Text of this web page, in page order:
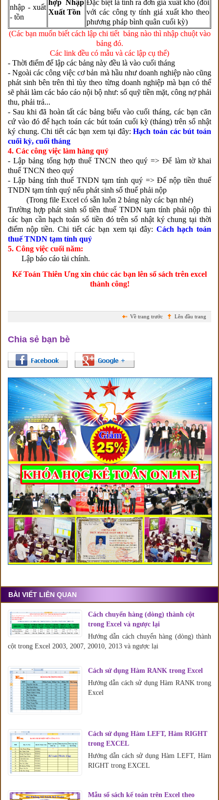
nhập - xuất
- tồn
hợp Nhập
Xuất Tồn
Đặc biệt là tính ra đơn giá xuất kho (đối
với các công ty tính giá xuất kho theo
phương pháp bình quân cuối kỳ)
(Các bạn muốn biết cách lập chi tiết bảng nào thì nhập chuột vào
bảng đó.
Các link đều có mẫu và các lập cụ thể)
- Thời điểm để lập các bảng này đều là vào cuối tháng
- Ngoài các công việc cơ bản mà hầu như doanh nghiệp nào cũng
phát sinh bên trên thì tùy theo từng doanh nghiệp mà bạn có thể
sẽ phải làm các báo cáo nội bộ như: sổ quỹ tiền mặt, công nợ phải
thu, phải trả...
- Sau khi đã hoàn tất các bảng biểu vào cuối tháng, các bạn căn
cứ vào đó để hạch toán các bút toán cuối kỳ (tháng) trên sổ nhật
ký chung. Chi tiết các bạn xem tại đây:Hạch toán các bút toán
cuối kỳ, cuối tháng
4. Các công việc làm hàng quý
- Lập bảng tổng hợp thuế TNCN theo quý => Để làm tờ khai
thuế TNCN theo quý
- Lập bảng tính thuế TNDN tạm tính quý => Để nộp tiền thuế
TNDN tạm tính quý nếu phát sinh số thuế phải nộp
(Trong file Excel có sẵn luôn 2 bảng này các bạn nhé)
Trường hợp phát sinh số tiền thuế TNDN tạm tính phải nộp thì
các bạn cần hạch toán số tiền đó trên sổ nhật ký chung tại thời
điểm nộp tiền. Chi tiết các bạn xem tại đây: Cách hạch toán
thuế TNDN tạm tính quý
5. Công việc cuối năm:
Lập báo cáo tài chính.
Kế Toán Thiên Ưng xin chúc các bạn lên sổ sách trên excel
thành công!
Lên đầu trang
Về trang trước
Chia sẻ bạn bè
BÀI VIẾT LIÊN QUAN
Cách chuyển hàng (dòng) thành cột
trong Excel và ngược lại
Hướng dẫn cách chuyển hàng (dòng) thành
cột trong Excel 2003, 2007, 20010, 2013 và ngược lại
Cách sử dụng Hàm RANK trong Excel
Hướng dẫn cách sử dụng Hàm RANK trong
Excel
Cách sử dụng Hàm LEFT, Hàm RIGHT
trong EXCEL
Hướng dẫn cách sử dụng Hàm LEFT, Hàm
RIGHT trong EXCEL
Mẫu sổ sách kế toán trên Excel theo